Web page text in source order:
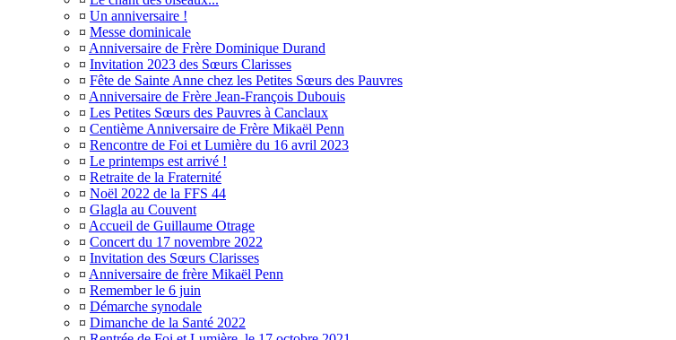
¤ Un anniversaire !
¤ Messe dominicale
¤ Anniversaire de Frère Dominique Durand
¤ Invitation 2023 des Sœurs Clarisses
¤ Fête de Sainte Anne chez les Petites Sœurs des Pauvres
¤ Anniversaire de Frère Jean-François Dubouis
¤ Les Petites Sœurs des Pauvres à Canclaux
¤ Centième Anniversaire de Frère Mikaël Penn
¤ Rencontre de Foi et Lumière du 16 avril 2023
¤ Le printemps est arrivé !
¤ Retraite de la Fraternité
¤ Noël 2022 de la FFS 44
¤ Glagla au Couvent
¤ Accueil de Guillaume Otrage
¤ Concert du 17 novembre 2022
¤ Invitation des Sœurs Clarisses
¤ Anniversaire de frère Mikaël Penn
¤ Remember le 6 juin
¤ Démarche synodale
¤ Dimanche de la Santé 2022